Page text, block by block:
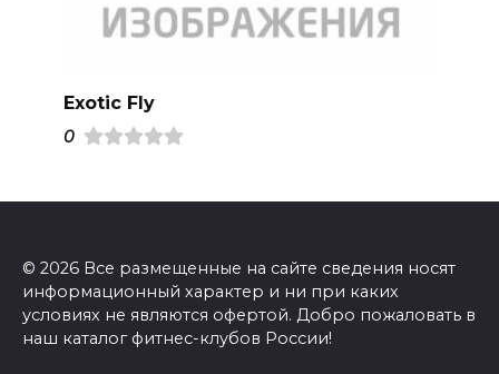
Exotic Fly
0
© 2026 Все размещенные на сайте сведения носят
информационный характер и ни при каких
условиях не являются офертой. Добро пожаловать в
наш каталог фитнес-клубов России!